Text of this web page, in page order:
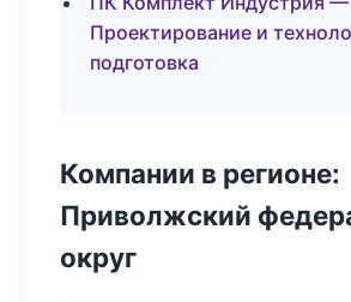
Проектирование и
подготовка
Компании в регионе:
Приволжский
округ